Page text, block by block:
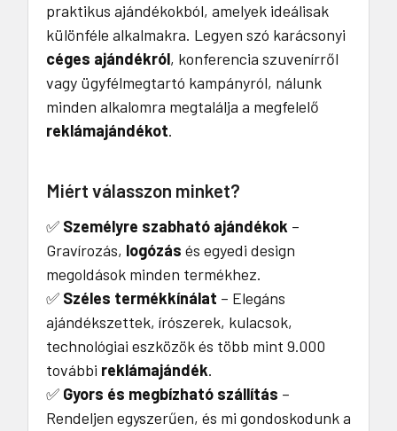
praktikus ajándékokból, amelyek ideálisak
különféle alkalmakra. Legyen szó karácsonyi
céges ajándékról, konferencia szuvenírről
vagy ügyfélmegtartó kampányról, nálunk
minden alkalomra megtalálja a megfelelő
reklámajándékot.
Miért válasszon minket?
✅ Személyre szabható ajándékok –
Gravírozás, logózás és egyedi design
megoldások minden termékhez.
✅ Széles termékkínálat – Elegáns
ajándékszettek, írószerek, kulacsok,
technológiai eszközök és több mint 9.000
további reklámajándék.
✅ Gyors és megbízható szállítás –
Rendeljen egyszerűen, és mi gondoskodunk a